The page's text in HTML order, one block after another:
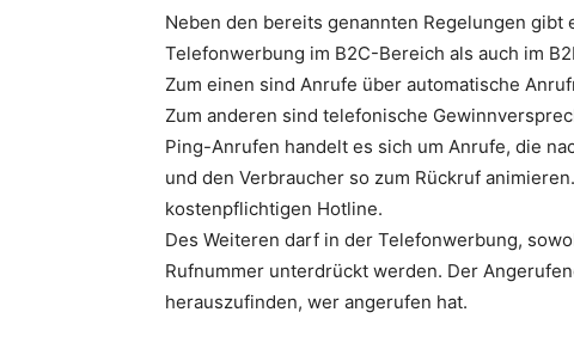
Neben den bereits genannten Regelungen
Telefonwerbung im B2C-Bereich als auch im
Zum einen sind Anrufe über automatische
Zum anderen sind telefonische
Ping-Anrufen handelt es sich um Anrufe, die
und den Verbraucher so zum Rückruf
kostenpflichtigen Hotline.
Des Weiteren darf in der Telefonwerbung,
Rufnummer unterdrückt werden. Der
herauszufinden, wer angerufen hat.